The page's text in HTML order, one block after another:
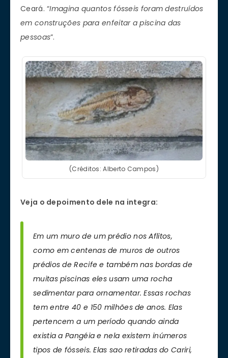
Ceará. “Imagina quantos fósseis foram destruídos
em construções para enfeitar a piscina das
pessoas”.
(Créditos: Alberto Campos)
Veja o depoimento dele na integra:
Em um muro de um prédio nos Aflitos,
como em centenas de muros de outros
prédios de Recife e também nas bordas de
muitas piscinas eles usam uma rocha
sedimentar para ornamentar. Essas rochas
tem entre 40 e 150 milhões de anos. Elas
pertencem a um período quando ainda
existia a Pangéia e nela existem inúmeros
tipos de fósseis. Elas sao retiradas do Cariri,